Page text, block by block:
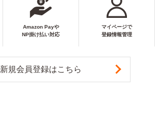
Amazon Payや
NP掛け払い対応
マイページで
登録情報管理
新規会員登録はこちら